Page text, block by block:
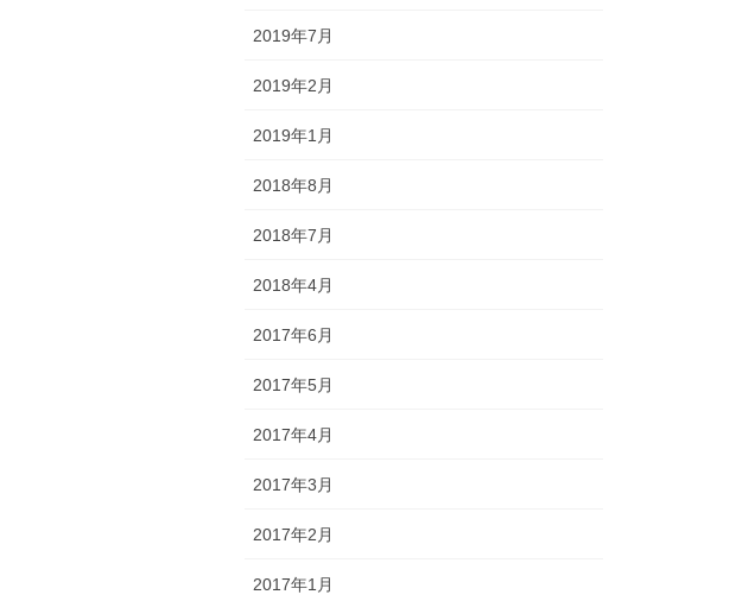
2019年7月
2019年2月
2019年1月
2018年8月
2018年7月
2018年4月
2017年6月
2017年5月
2017年4月
2017年3月
2017年2月
2017年1月